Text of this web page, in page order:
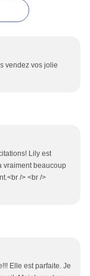
vendez vos jolie
Lily est
vraiment beaucoup
/> <br />
Elle est parfaite. Je